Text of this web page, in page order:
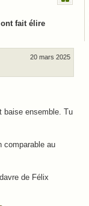
ont fait élire
20 mars 2025
baise ensemble. Tu
comparable au
de Félix